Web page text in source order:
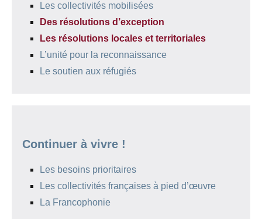
Les collectivités mobilisées
Des résolutions d’exception
Les résolutions locales et territoriales
L’unité pour la reconnaissance
Le soutien aux réfugiés
Continuer à vivre !
Les besoins prioritaires
Les collectivités françaises à pied d’œuvre
La Francophonie